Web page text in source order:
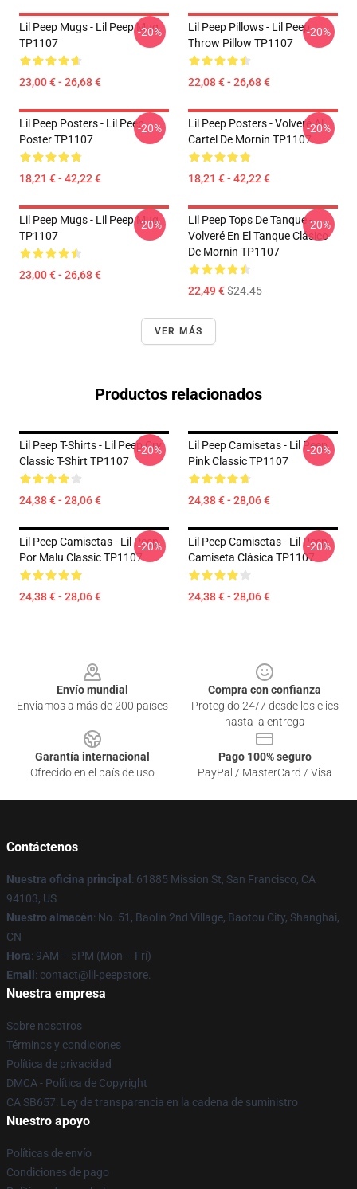
Lil Peep Mugs - Lil Peep Mug
TP1107
23,00 € - 26,68 €
-20%
Lil Peep Pillows - Lil Peep
Throw Pillow TP1107
22,08 € - 26,68 €
-20%
Lil Peep Posters - Lil Peep
Poster TP1107
18,21 € - 42,22 €
-20%
Lil Peep Posters - Volveré Al
Cartel De Mornin TP1107
18,21 € - 42,22 €
-20%
Lil Peep Mugs - Lil Peep Mug
TP1107
23,00 € - 26,68 €
-20%
Lil Peep Tops De Tanque -
Volveré En El Tanque Clásico
De Mornin TP1107
22,49 €$24.45
-20%
VER MÁS
Productos relacionados
Lil Peep T-Shirts - Lil Peep Cry
Classic T-Shirt TP1107
24,38 € - 28,06 €
-20%
Lil Peep Camisetas - Lil Peep
Pink Classic TP1107
24,38 € - 28,06 €
-20%
Lil Peep Camisetas - Lil Peep
Por Malu Classic TP1107
24,38 € - 28,06 €
-20%
Lil Peep Camisetas - Lil Peep
Camiseta Clásica TP1107
24,38 € - 28,06 €
-20%
Envío mundial
Enviamos a más de 200 países
Compra con confianza
Protegido 24/7 desde los clics
hasta la entrega
Garantía internacional
Ofrecido en el país de uso
Pago 100% seguro
PayPal / MasterCard / Visa
Contáctenos
Nuestra oficina principal : 61885 Mission St, San Francisco, CA
94103, US
Nuestro almacén: No. 51, Baolin 2nd Village, Baotou City, Shanghai,
CN
Hora: 9AM – 5PM (Mon – Fri)
Email : contact@lil-peepstore.
Nuestra empresa
Sobre nosotros
Términos y condiciones
Política de privacidad
DMCA - Política de Copyright
CA SB657: Ley de transparencia en la cadena de suministro
Nuestro apoyo
Políticas de envío
Condiciones de pago